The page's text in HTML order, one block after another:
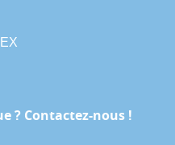
? Contactez-nous !